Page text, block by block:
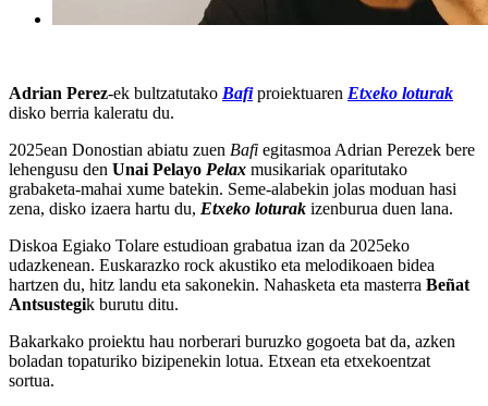
Adrian Perez-ek bultzatutako Bafiproiektuaren Etxeko loturak
disko berria kaleratu du.
2025ean Donostian abiatu zuen Bafi egitasmoa Adrian Perezek bere
lehengusu den Unai Pelayo Pelax musikariak oparitutako
grabaketa-mahai xume batekin. Seme-alabekin jolas moduan hasi
zena, disko izaera hartu du, Etxeko loturak izenburua duen lana.
Diskoa Egiako Tolare estudioan grabatua izan da 2025eko
udazkenean. Euskarazko rock akustiko eta melodikoaen bidea
hartzen du, hitz landu eta sakonekin. Nahasketa eta masterra Beñat
Antsustegik burutu ditu.
Bakarkako proiektu hau norberari buruzko gogoeta bat da, azken
boladan topaturiko bizipenekin lotua. Etxean eta etxekoentzat
sortua.